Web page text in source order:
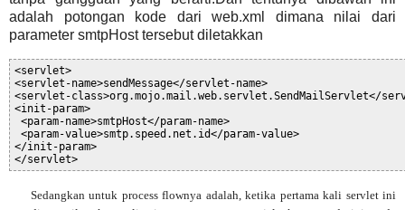
adalah potongan kode dari web.xml dimana nilai dari
parameter smtpHost tersebut diletakkan
<servlet>
<servlet-name>sendMessage</servlet-name>
<servlet-class>org.mojo.mail.web.servlet.SendMailServlet</
<init-param>
<param-name>smtpHost</param-name>
<param-value>smtp.speed.net.id</param-value>
</init-param>
</servlet>
Sedangkan untuk process flownya adalah, ketika pertama kali servlet ini